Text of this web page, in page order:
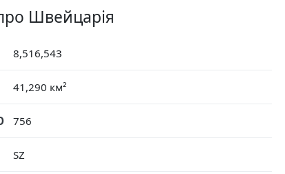
Швейцарія
8,516,543
41,290 км²
756
SZ